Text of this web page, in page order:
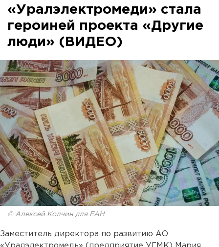
«Уралэлектромеди» стала
героиней проекта «Другие
люди» (ВИДЕО)
© Алексей Колчин для ЕАН
Заместитель директора по развитию АО